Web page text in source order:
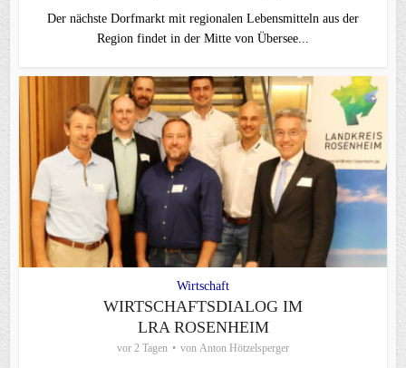
Der nächste Dorfmarkt mit regionalen Lebensmitteln aus der
Region findet in der Mitte von Übersee...
Wirtschaft
WIRTSCHAFTSDIALOG IM
LRA ROSENHEIM
vor 2 Tagen von Anton Hötzelsperger